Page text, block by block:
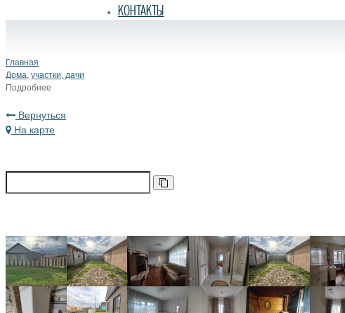
КОНТАКТЫ
Главная
Дома, участки, дачи
Подробнее
Вернуться
На карте